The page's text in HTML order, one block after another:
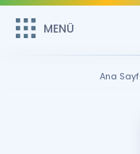
MENÜ
Remzi Hoca ile seni
MENÜ
Ana